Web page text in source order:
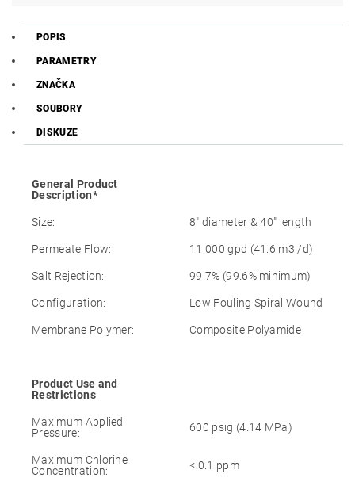
POPIS
PARAMETRY
ZNAČKA
SOUBORY
DISKUZE
General Product
Description*
Size: 8″ diameter & 40″ length
Permeate Flow: 11,000 gpd (41.6 m3 /d)
Salt Rejection: 99.7% (99.6% minimum)
Configuration: Low Fouling Spiral Wound
Membrane Polymer: Composite Polyamide
Product Use and
Restrictions
Maximum Applied
Pressure:
600 psig (4.14 MPa)
Maximum Chlorine
Concentration:
< 0.1 ppm